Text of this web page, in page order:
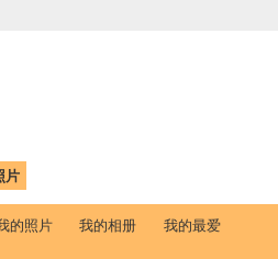
片
的照片 我的相册 我的最爱